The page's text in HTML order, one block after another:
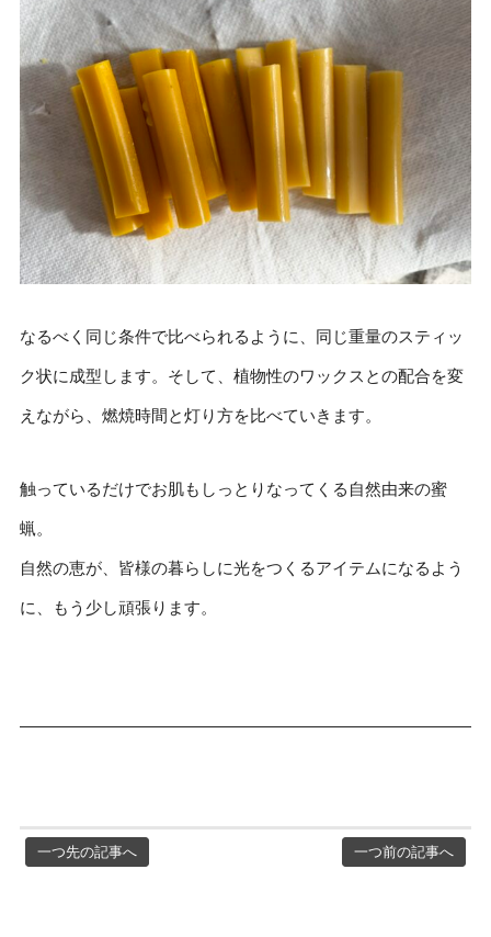
なるべく同じ条件で比べられるように、同じ重量のスティッ
ク状に成型します。そして、植物性のワックスとの配合を変
えながら、燃焼時間と灯り方を比べていきます。
触っているだけでお肌もしっとりなってくる自然由来の蜜
蝋。
自然の恵が、皆様の暮らしに光をつくるアイテムになるよう
に、もう少し頑張ります。
一つ先の記事へ 一つ前の記事へ